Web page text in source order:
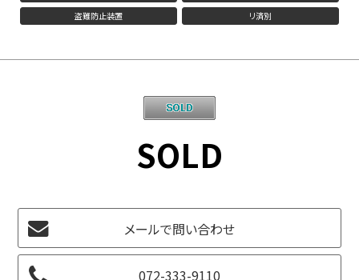
盗難防止装置
リ済別
SOLD
メールで問い合わせ
072-333-9110